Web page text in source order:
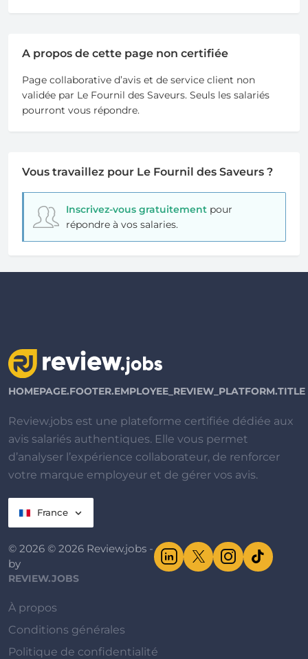
A propos de cette page non certifiée
Page collaborative d’avis et de service client non
validée par Le Fournil des Saveurs. Seuls les salariés
pourront vous répondre.
Vous travaillez pour Le Fournil des Saveurs ?
Inscrivez-vous gratuitementpour
répondre à vos salaries.
HOMEPAGE.FOOTER.EMPLOYEE_REVIEW_PLATFORM.TITLE
Review.jobs est une plateforme certifiée dédiée aux
avis salariés authentiques. Elle vous permet
d’analyser l’expérience collaborateur, de renforcer
votre marque employeur et de gérer vos avis.
France
© 2026 © 2026 Review.jobs -
by
REVIEW.JOBS
À propos
Conditions générales
Politique de confidentialité